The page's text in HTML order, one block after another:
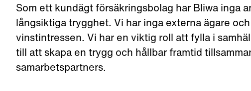
Som ett kundägt försäkringsbolag har Bliwa inga
långsiktiga trygghet. Vi har inga externa ägare
vinstintressen. Vi har en viktig roll att fylla i
till att skapa en trygg och hållbar framtid
samarbetspartners.